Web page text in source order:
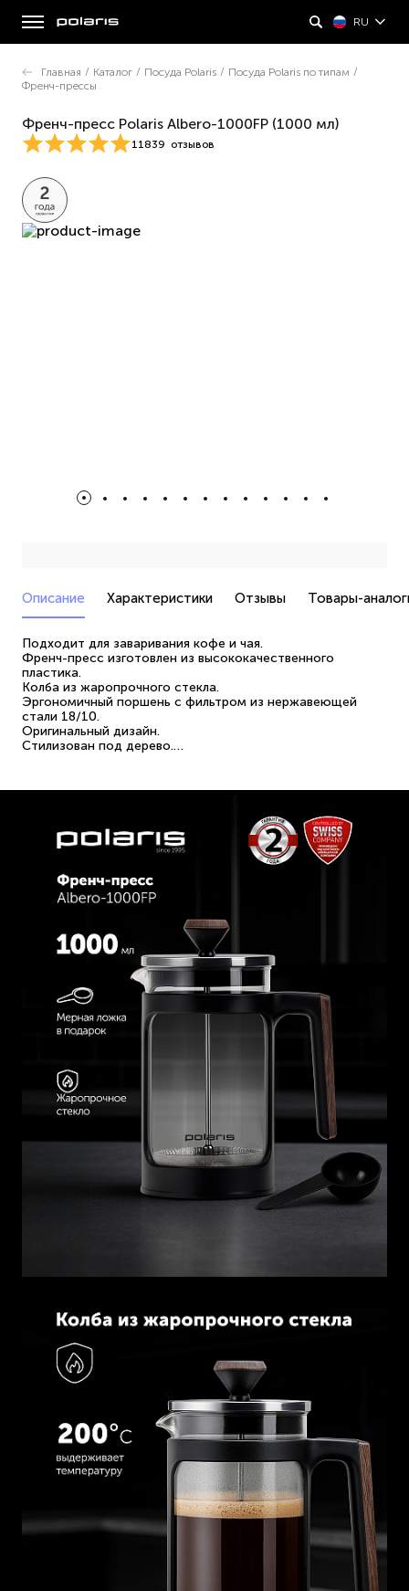
RU
Главная / Каталог / Посуда Polaris / Посуда Polaris по типам /
Френч-прессы
Френч-пресс Polaris Albero-1000FP (1000 мл)
11839 отзывов
Описание Характеристики Отзывы Товары-
Подходит для заваривания кофе и чая.
Френч-пресс изготовлен из высококачественного
пластика.
Колба из жаропрочного стекла.
Эргономичный поршень с фильтром из нержавеющей
стали 18/10.
Оригинальный дизайн.
Стилизован под дерево.